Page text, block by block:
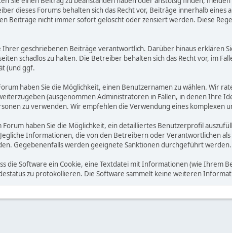
dieses Forums behalten sich das Recht vor, Beiträge innerhalb
Beiträge nicht immer sofort gelöscht oder zensiert werden. Diese
Ihrer geschriebenen Beiträge verantwortlich. Darüber hinaus erklären
schadlos zu halten. Die Betreiber behalten sich das Recht vor, im
(und ggf.
haben Sie die Möglichkeit, einen Benutzernamen zu wählen. Wir
(ausgenommen Administratoren in Fällen, in denen Ihre
zu verwenden. Wir empfehlen die Verwendung eines
haben Sie die Möglichkeit, ein detailliertes Benutzerprofil
Informationen, die von den Betreibern oder Verantwortlichen
Gegebenenfalls werden geeignete Sanktionen durchgeführt werden.
die Software ein Cookie, eine Textdatei mit Informationen (wie Ihrem
zu protokollieren. Die Software sammelt keine weiteren